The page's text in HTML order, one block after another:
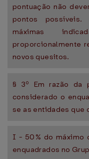
pontuação não
pontos possíveis.
máximas
proporcionalmente
novos quesitos.
§ 3º Em razão da
considerado o
se as entidades que
I - 50% do máximo
enquadrados no